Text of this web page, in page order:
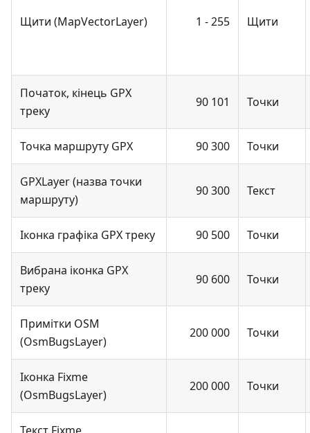
Щити (MapVectorLayer) 1 - 255 Щити
Початок, кінець GPX
треку
90 101 Точки
Точка маршруту GPX 90 300 Точки
GPXLayer (назва точки
маршруту)
90 300 Текст
Іконка графіка GPX треку 90 500 Точки
Вибрана іконка GPX
треку
90 600 Точки
Примітки OSM
(OsmBugsLayer)
200 000 Точки
Іконка Fixme
(OsmBugsLayer)
200 000 Точки